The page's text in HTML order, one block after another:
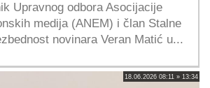
Upravnog odbora Asocijacije
medija (ANEM) i član Stalne
novinara Veran Matić u...
18.06.2026 08:11 » 13:34